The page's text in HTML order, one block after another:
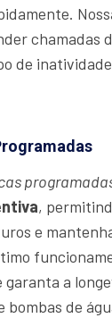
chamadas
de
,
e
a
bombas de